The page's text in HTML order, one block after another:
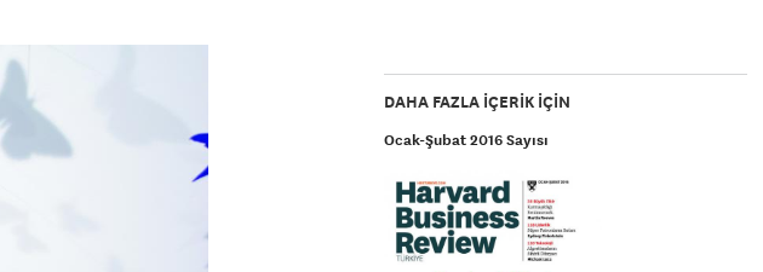
DAHA FAZLA IÇERIK IÇIN
Ocak-Şubat 2016 Sayısı